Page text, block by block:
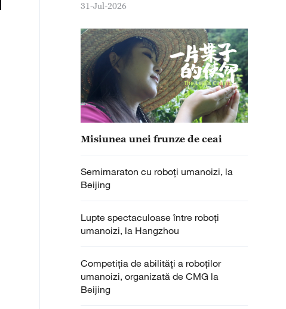
31-Jul-2026
Misiunea unei frunze de ceai
Semimaraton cu roboți umanoizi, la
Beijing
Lupte spectaculoase între roboți
umanoizi, la Hangzhou
Competiția de abilități a roboților
umanoizi, organizată de CMG la
Beijing